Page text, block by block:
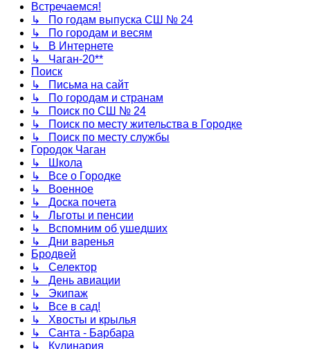
Встречаемся!
↳ По годам выпуска СШ № 24
↳ По городам и весям
↳ В Интернете
↳ Чаган-20**
Поиск
↳ Письма на сайт
↳ По городам и странам
↳ Поиск по СШ № 24
↳ Поиск по месту жительства в Городке
↳ Поиск по месту службы
Городок Чаган
↳ Школа
↳ Все о Городке
↳ Военное
↳ Доска почета
↳ Льготы и пенсии
↳ Вспомним об ушедших
↳ Дни варенья
Бродвей
↳ Селектор
↳ День авиации
↳ Экипаж
↳ Все в сад!
↳ Хвосты и крылья
↳ Санта - Барбара
↳ Кулинария